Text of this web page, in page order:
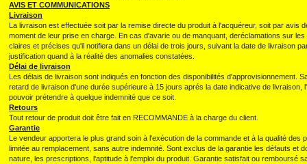
AVIS ET COMMUNICATIONS
Livraison
La livraison est effectuée soit par la remise directe du produit à l'acquéreur, soit par
moment de leur prise en charge. En cas d'avarie ou de manquant, deréclamations sur
claires et précises qu'il notifiera dans un délai de trois jours, suivant la date de livraison
justification quand à la réalité des anomalies constatées.
Délai de livraison
Les délais de livraison sont indiqués en fonction des disponibilités d'approvisionnement.
retard de livraison d'une durée supérieure à 15 jours aprés la date indicative de
pouvoir prétendre à quelque indemnité que ce soit.
Retours
Tout retour de produit doit être fait en RECOMMANDE à la charge du client.
Garantie
Le vendeur apportera le plus grand soin à l'exécution de la commande et à la qualité
limitée au remplacement, sans autre indemnité. Sont exclus de la garantie les défauts
nature, les prescriptions, l'aptitude à l'emploi du produit. Garantie satisfait ou remboursé